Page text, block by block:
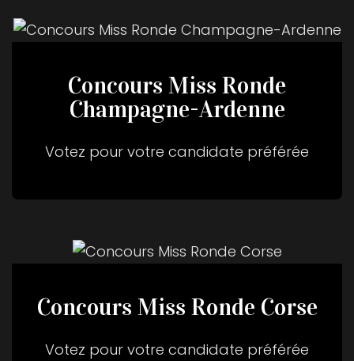
Concours Miss Ronde
Champagne-Ardenne
Votez pour votre candidate préférée
Concours Miss Ronde Corse
Votez pour votre candidate préférée